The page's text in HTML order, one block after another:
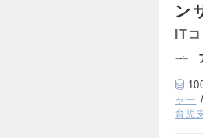
ン
IT
ャー
育児